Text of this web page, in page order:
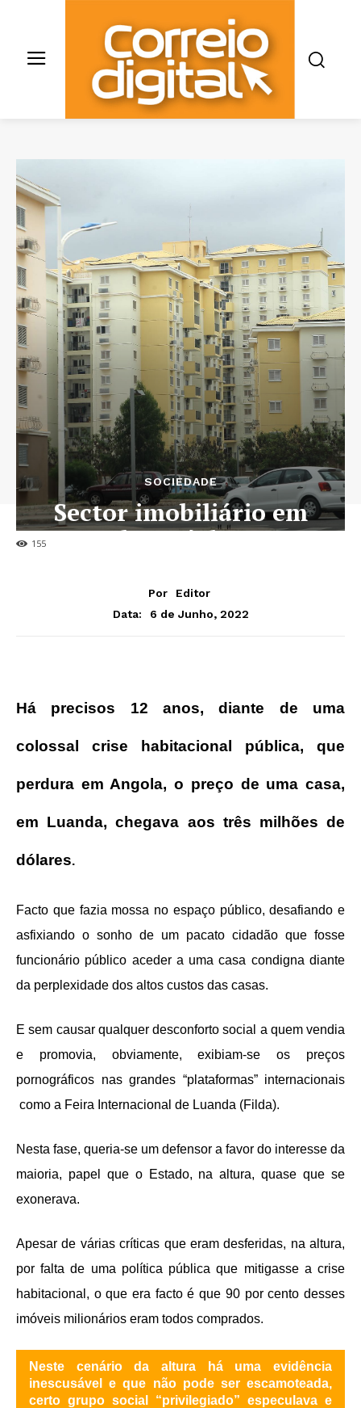
155
SOCIEDADE
Sector imobiliário em
Angola está de tanga
Por
Editor
Data:
6 de Junho, 2022
Há precisos 12 anos, diante de uma
colossal crise habitacional pública, que
perdura em Angola, o preço de uma casa,
em Luanda, chegava aos três milhões de
dólares.
Facto que fazia mossa no espaço público, desafiando e
asfixiando o sonho de um pacato cidadão que fosse
funcionário público aceder a uma casa condigna diante
da perplexidade dos altos custos das casas.
E sem causar qualquer desconforto social a quem vendia
e promovia, obviamente, exibiam-se os preços
pornográficos nas grandes “plataformas” internacionais
como a Feira Internacional de Luanda (Filda).
Nesta fase, queria-se um defensor a favor do interesse da
maioria, papel que o Estado, na altura, quase que se
exonerava.
Apesar de várias críticas que eram desferidas, na altura,
por falta de uma política pública que mitigasse a crise
habitacional, o que era facto é que 90 por cento desses
imóveis milionários eram todos comprados.
Neste cenário da altura há uma evidência
inescusável e que não pode ser escamoteada,
certo grupo social “privilegiado” especulava e